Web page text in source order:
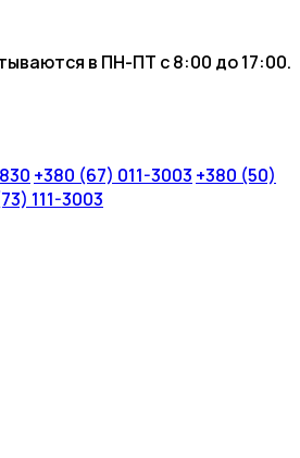
в ПН-ПТ с 8:00 до 17:00.
+380 (67) 011-3003 +380 (50)
111-3003